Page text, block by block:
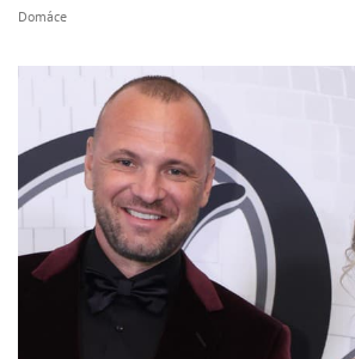
Domáce